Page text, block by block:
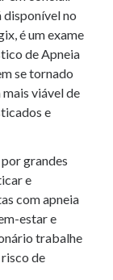
disponível no
é um exame
de Apneia
se tornado
viável de
e
grandes
e
com apneia
estar e
trabalhe
de